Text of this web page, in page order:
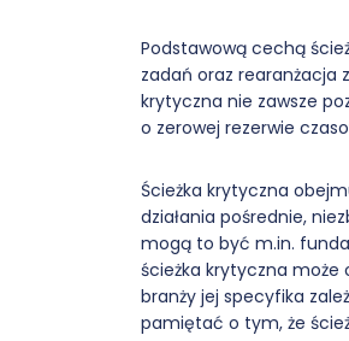
Podstawową cechą
zadań oraz rearanżacja
krytyczna nie zawsze
o zerowej rezerwie
Ścieżka krytyczna
działania pośrednie,
mogą to być m.in.
ścieżka krytyczna może
branży jej specyfika
pamiętać o tym, że